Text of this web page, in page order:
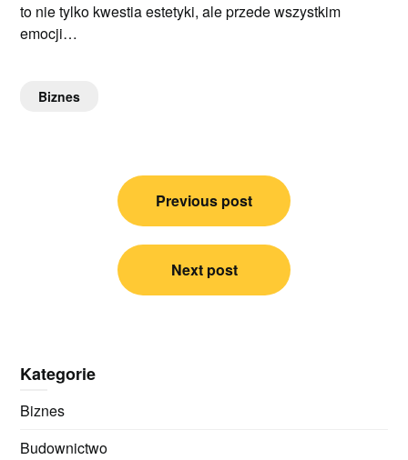
to nie tylko kwestia estetyki, ale przede wszystkim
emocji…
Biznes
Nawigacja
Previous post
Next post
Kategorie
Biznes
Budownictwo